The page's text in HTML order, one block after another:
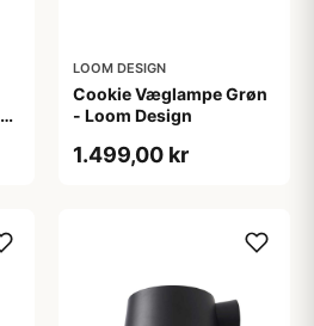
LOOM DESIGN
Cookie Væglampe Grøn
- Loom Design
1.499,00 kr